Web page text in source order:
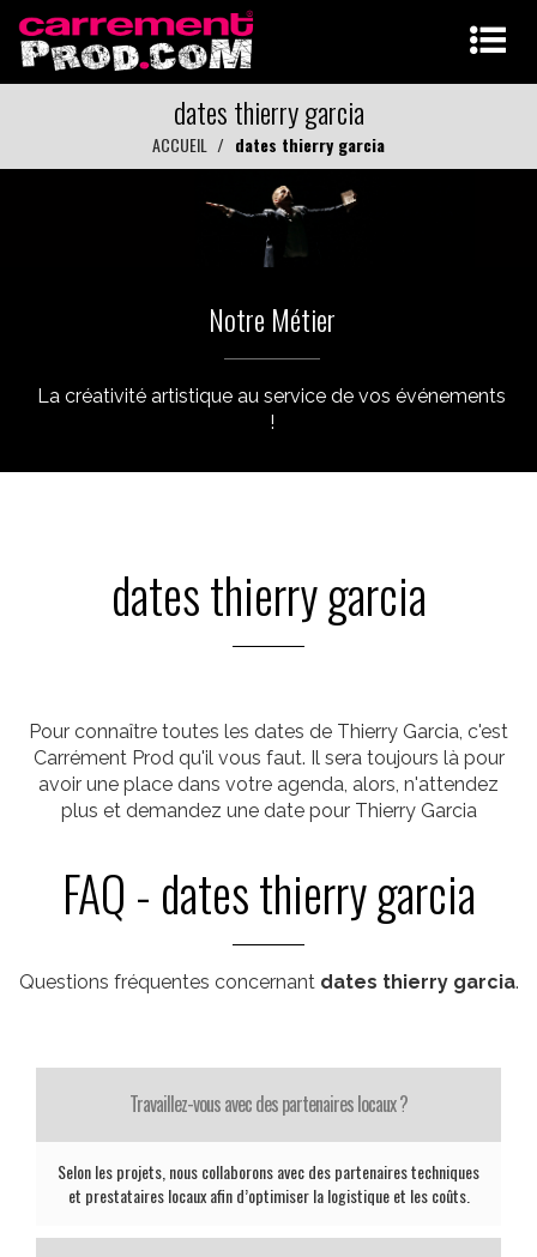
dates thierry garcia
ACCUEIL dates thierry garcia
Notre Métier
La créativité artistique au service de vos événements
!
dates thierry garcia
Pour connaître toutes les dates de Thierry Garcia, c'est
Carrément Prod qu'il vous faut. Il sera toujours là pour
avoir une place dans votre agenda, alors, n'attendez
plus et demandez une date pour Thierry Garcia
FAQ - dates thierry garcia
Questions fréquentes concernant dates thierry garcia.
Travaillez-vous avec des partenaires locaux ?
Selon les projets, nous collaborons avec des partenaires techniques
et prestataires locaux afin d’optimiser la logistique et les coûts.